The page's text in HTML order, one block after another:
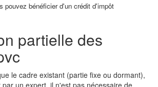
pouvez bénéficier d'un crédit d'impôt
partielle des
le cadre existant (partie fixe ou dormant),
un expert, il n'est pas nécessaire de